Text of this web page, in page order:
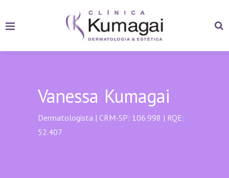
Vanessa Kumagai
Dermatologista | CRM-SP: 106.998 | RQE:
52.407